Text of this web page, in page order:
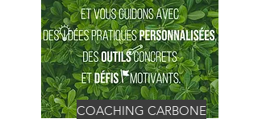
COACHING CARBONE